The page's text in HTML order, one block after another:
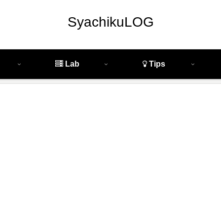
SyachikuLOG
Lab Tips